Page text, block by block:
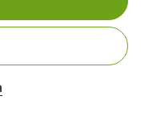
Shampoo voor
en